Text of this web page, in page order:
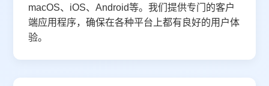
macOS、iOS、Android等。我们提供专门的客户
端应用程序，确保在各种平台上都有良好的用户体
验。